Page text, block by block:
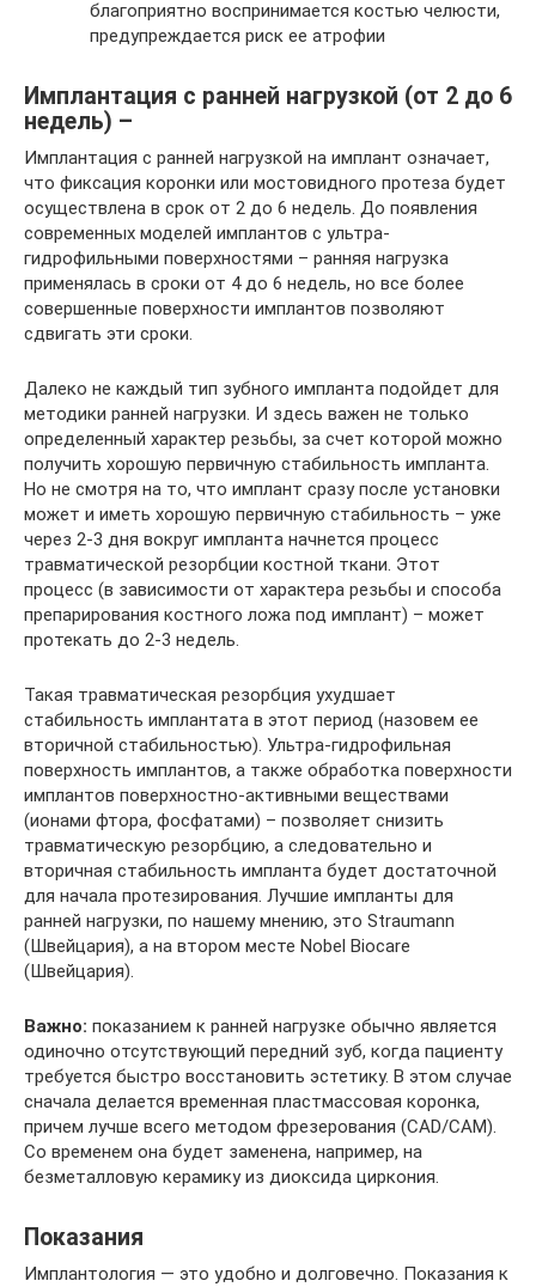
благоприятно воспринимается костью челюсти,
предупреждается риск ее атрофии
Имплантация с ранней нагрузкой (от 2 до 6
недель) –
Имплантация с ранней нагрузкой на имплант означает,
что фиксация коронки или мостовидного протеза будет
осуществлена в срок от 2 до 6 недель. До появления
современных моделей имплантов с ультра-
гидрофильными поверхностями – ранняя нагрузка
применялась в сроки от 4 до 6 недель, но все более
совершенные поверхности имплантов позволяют
сдвигать эти сроки.
Далеко не каждый тип зубного импланта подойдет для
методики ранней нагрузки. И здесь важен не только
определенный характер резьбы, за счет которой можно
получить хорошую первичную стабильность импланта.
Но не смотря на то, что имплант сразу после установки
может и иметь хорошую первичную стабильность – уже
через 2-3 дня вокруг импланта начнется процесс
травматической резорбции костной ткани. Этот
процесс (в зависимости от характера резьбы и способа
препарирования костного ложа под имплант) – может
протекать до 2-3 недель.
Такая травматическая резорбция ухудшает
стабильность имплантата в этот период (назовем ее
вторичной стабильностью). Ультра-гидрофильная
поверхность имплантов, а также обработка поверхности
имплантов поверхностно-активными веществами
(ионами фтора, фосфатами) – позволяет снизить
травматическую резорбцию, а следовательно и
вторичная стабильность импланта будет достаточной
для начала протезирования. Лучшие импланты для
ранней нагрузки, по нашему мнению, это Straumann
(Швейцария), а на втором месте Nobel Biocare
(Швейцария).
Важно: показанием к ранней нагрузке обычно является
одиночно отсутствующий передний зуб, когда пациенту
требуется быстро восстановить эстетику. В этом случае
сначала делается временная пластмассовая коронка,
причем лучше всего методом фрезерования (CAD/CAM).
Со временем она будет заменена, например, на
безметалловую керамику из диоксида циркония.
Показания
Имплантология — это удобно и долговечно. Показания к